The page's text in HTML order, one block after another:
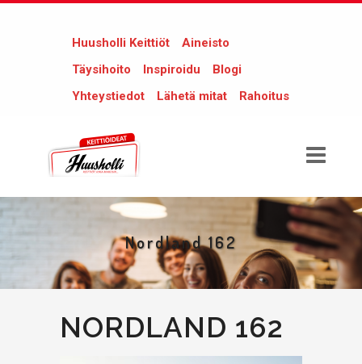
Huusholli Keittiöt
Aineisto
Täysihoito
Inspiroidu
Blogi
Yhteystiedot
Lähetä mitat Rahoitus
Nordland 162
NORDLAND 162